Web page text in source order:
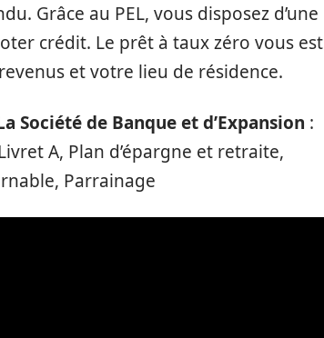
Grâce au PEL, vous disposez d’une
crédit. Le prêt à taux zéro vous est
et votre lieu de résidence.
Société de Banque et d’Expansion :
A, Plan d’épargne et retraite,
Parrainage